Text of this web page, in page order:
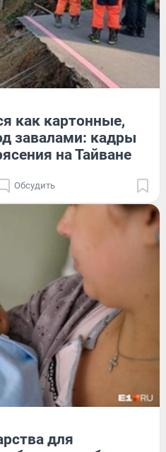
как картонные,
завалами: кадры
на Тайване
Обсудить
для